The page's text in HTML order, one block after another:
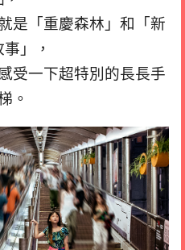
是「重慶森林」和「新
」，
受一下超特別的長長手
。